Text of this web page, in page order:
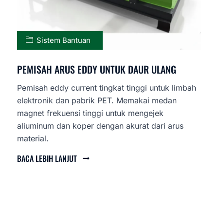
Sistem Bantuan
PEMISAH ARUS EDDY UNTUK DAUR ULANG
Pemisah eddy current tingkat tinggi untuk limbah
elektronik dan pabrik PET. Memakai medan
magnet frekuensi tinggi untuk mengejek
aliuminum dan koper dengan akurat dari arus
material.
BACA LEBIH LANJUT